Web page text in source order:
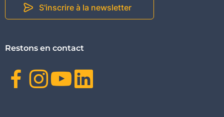
S'inscrire à la newsletter
Restons en contact
Facebook
Instagram
Youtube